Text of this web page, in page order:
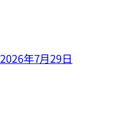
2026年7月29日